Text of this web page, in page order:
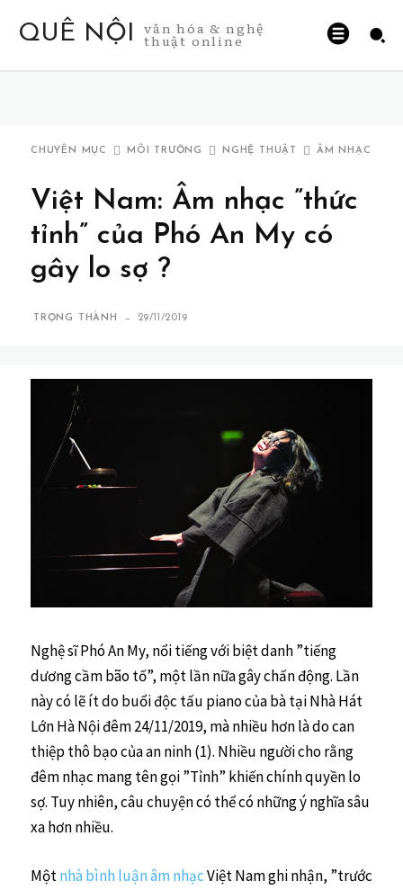
QUÊ NỘI văn hóa & nghệ
thuật online
CHUYÊN MỤC MÔI TRƯỜNG NGHỆ THUẬT ÂM NHẠC
Việt Nam: Âm nhạc ”thức
tỉnh” của Phó An My có
gây lo sợ ?
TRỌNG THÀNH - 29/11/2019
Nghệ sĩ Phó An My, nổi tiếng với biệt danh ”tiếng
dương cầm bão tố”, một lần nữa gây chấn động. Lần
này có lẽ ít do buổi độc tấu piano của bà tại Nhà Hát
Lớn Hà Nội đêm 24/11/2019, mà nhiều hơn là do can
thiệp thô bạo của an ninh (1). Nhiều người cho rằng
đêm nhạc mang tên gọi ”Tỉnh” khiến chính quyền lo
sợ. Tuy nhiên, câu chuyện có thể có những ý nghĩa sâu
xa hơn nhiều.
Mộtnhà bình luận âm nhạcViệt Nam ghi nhận, ”trước